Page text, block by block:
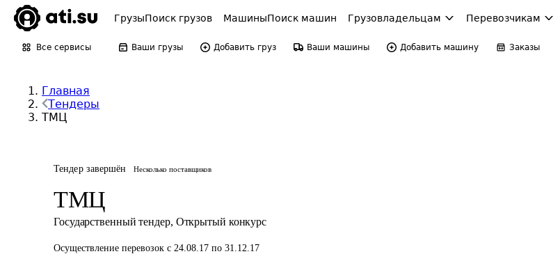
ГрузыПоиск грузов МашиныПоиск машин Грузовладельцам Перевозчикам
Все сервисы Ваши грузы Добавить груз Ваши машины Добавить машину Заказы
Главная
Тендеры
ТМЦ
Тендер завершён Несколько поставщиков
ТМЦ
Государственный тендер, Открытый конкурс
Осуществление перевозок с 24.08.17 по 31.12.17